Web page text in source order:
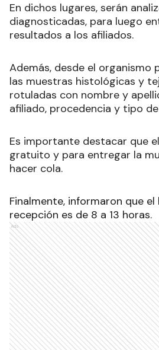
En dichos lugares, serán
diagnosticadas, para luego
resultados a los afiliados.
Además, desde el organismo
las muestras histológicas y
rotuladas con nombre y
afiliado, procedencia y tipo
Es importante destacar que
gratuito y para entregar la
hacer cola.
Finalmente, informaron que
recepción es de 8 a 13 horas.
Ads